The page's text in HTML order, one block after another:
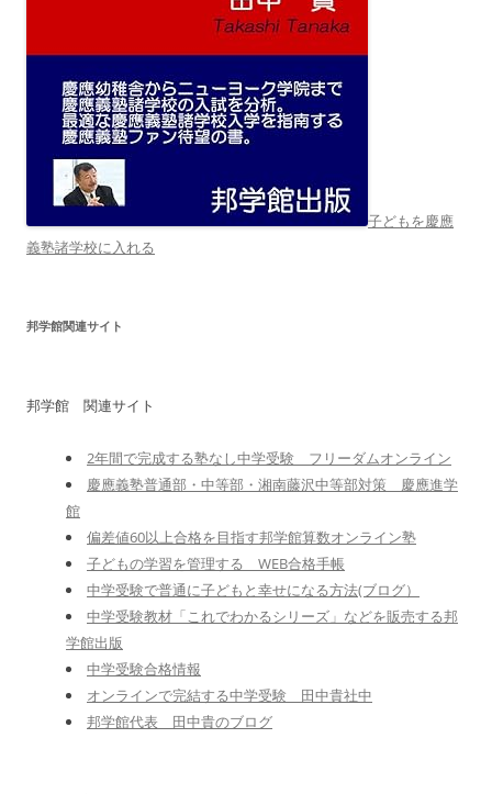
子どもを慶應
義塾諸学校に入れる
邦学館関連サイト
邦学館 関連サイト
2年間で完成する塾なし中学受験 フリーダムオンライン
慶應義塾普通部・中等部・湘南藤沢中等部対策 慶應進学
館
偏差値60以上合格を目指す邦学館算数オンライン塾
子どもの学習を管理する WEB合格手帳
中学受験で普通に子どもと幸せになる方法(ブログ）
中学受験教材「これでわかるシリーズ」などを販売する邦
学館出版
中学受験合格情報
オンラインで完結する中学受験 田中貴社中
邦学館代表 田中貴のブログ